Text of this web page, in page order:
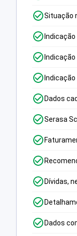
Situação
Dados
Serasa
Dívidas,
Dados